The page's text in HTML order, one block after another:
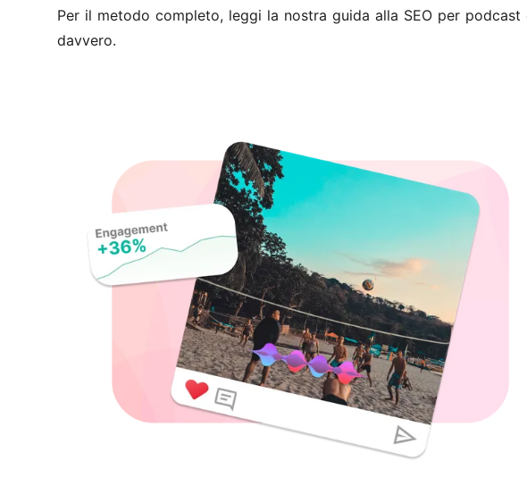
Per il metodo completo, leggi la nostra guida alla SEO per podcast
davvero.